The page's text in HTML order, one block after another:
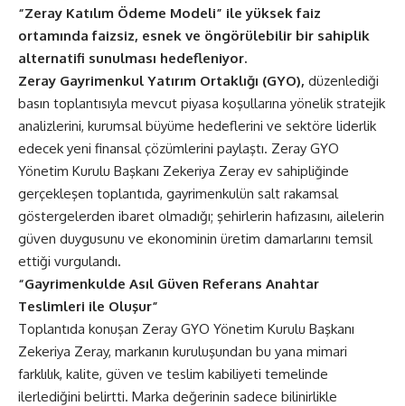
“Zeray Katılım Ödeme Modeli” ile yüksek faiz
ortamında faizsiz, esnek ve öngörülebilir bir sahiplik
alternatifi sunulması hedefleniyor.
Zeray Gayrimenkul Yatırım Ortaklığı (GYO), düzenlediği
basın toplantısıyla mevcut piyasa koşullarına yönelik stratejik
analizlerini, kurumsal büyüme hedeflerini ve sektöre liderlik
edecek yeni finansal çözümlerini paylaştı. Zeray GYO
Yönetim Kurulu Başkanı Zekeriya Zeray ev sahipliğinde
gerçekleşen toplantıda, gayrimenkulün salt rakamsal
göstergelerden ibaret olmadığı; şehirlerin hafızasını, ailelerin
güven duygusunu ve ekonominin üretim damarlarını temsil
ettiği vurgulandı.
“Gayrimenkulde Asıl Güven Referans Anahtar
Teslimleri ile Oluşur”
Toplantıda konuşan Zeray GYO Yönetim Kurulu Başkanı
Zekeriya Zeray, markanın kuruluşundan bu yana mimari
farklılık, kalite, güven ve teslim kabiliyeti temelinde
ilerlediğini belirtti. Marka değerinin sadece bilinirlikle